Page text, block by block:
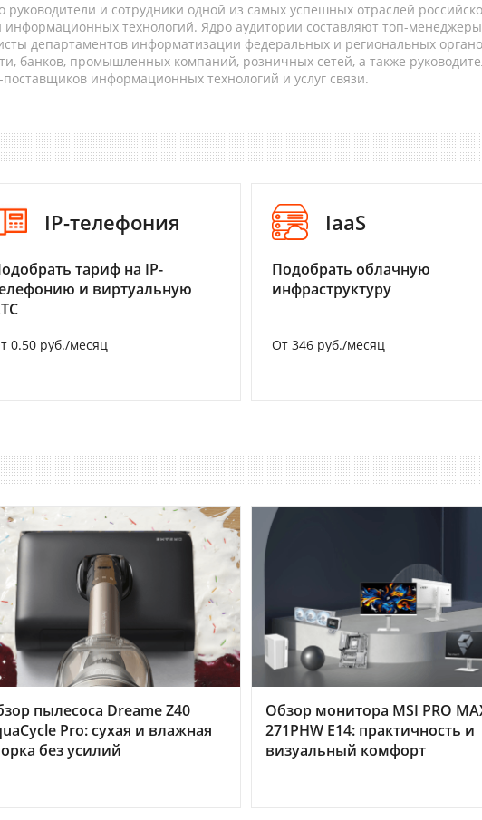
руководители и сотрудники одной из самых успешных отраслей
информационных технологий. Ядро аудитории составляют топ-
департаментов информатизации федеральных и региональных
банков, промышленных компаний, розничных сетей, а также
информационных технологий и услуг связи.
IP-телефония
тариф на IP-
и виртуальную
0.50 руб./месяц
IaaS
Подобрать облачную
инфраструктуру
От 346 руб./месяц
пылесоса Dreame Z40
Pro: сухая и влажная
без усилий
Обзор монитора MSI PRO
271PHW E14: практичность и
визуальный комфорт